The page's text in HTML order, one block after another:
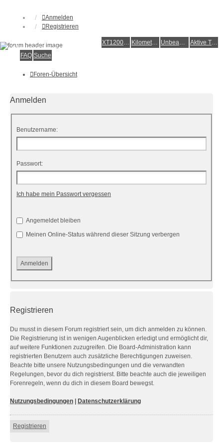
Anmelden
Registrieren
XT1200Z-Wiki Kilometerstatistik Unbeantwortete Themen Aktive Themen
Alles rund um die Yamaha XT1200Z Super Ténéré
FAQ Suche
Foren-Übersicht
Anmelden
Benutzername:
Passwort:
Ich habe mein Passwort vergessen
Angemeldet bleiben
Meinen Online-Status während dieser Sitzung verbergen
Registrieren
Du musst in diesem Forum registriert sein, um dich anmelden zu können.
Die Registrierung ist in wenigen Augenblicken erledigt und ermöglicht dir,
auf weitere Funktionen zuzugreifen. Die Board-Administration kann
registrierten Benutzern auch zusätzliche Berechtigungen zuweisen.
Beachte bitte unsere Nutzungsbedingungen und die verwandten
Regelungen, bevor du dich registrierst. Bitte beachte auch die jeweiligen
Forenregeln, wenn du dich in diesem Board bewegst.
Nutzungsbedingungen | Datenschutzerklärung
Registrieren